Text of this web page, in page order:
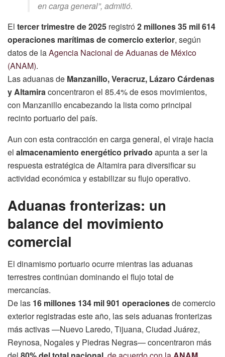
en carga general”, admitió.
El tercer trimestre de 2025 registró2 millones 35 mil 614
operaciones marítimas de comercio exterior, según
datos de laAgencia Nacional de Aduanas de México
(ANAM).
Las aduanas de Manzanillo, Veracruz, Lázaro Cárdenas
y Altamiraconcentraron el 85.4% de esos movimientos,
con Manzanillo encabezando la lista como principal
recinto portuario del país.
Aun con esta contracción en carga general, el viraje hacia
el almacenamiento energético privado apunta a ser la
respuesta estratégica de Altamira para diversificar su
actividad económica y estabilizar su flujo operativo.
Aduanas fronterizas: un
balance del movimiento
comercial
El dinamismo portuario ocurre mientras las aduanas
terrestres continúan dominando el flujo total de
mercancías.
De las 16 millones 134 mil 901 operacionesde comercio
exterior registradas este año, las seis aduanas fronterizas
más activas —Nuevo Laredo, Tijuana, Ciudad Juárez,
Reynosa, Nogales y Piedras Negras— concentraron más